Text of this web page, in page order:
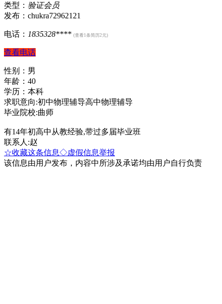
类型： 验证会员
发布：chukra72962121
电话： 1835328**** (查看1条简历2元)
查看电话
性别：男
年龄：40
学历：本科
求职意向:初中物理辅导高中物理辅导
毕业院校:曲师
有14年初高中从教经验,带过多届毕业班
联系人:赵
☆收藏这条信息◇虚假信息举报
该信息由用户发布，内容中所涉及承诺均由用户自行负责